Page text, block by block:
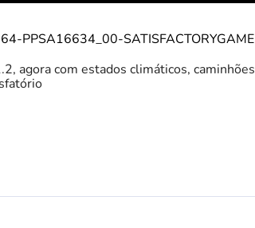
PPSA16634_00-SATISFACTORYGAME
agora com estados climáticos, caminhões